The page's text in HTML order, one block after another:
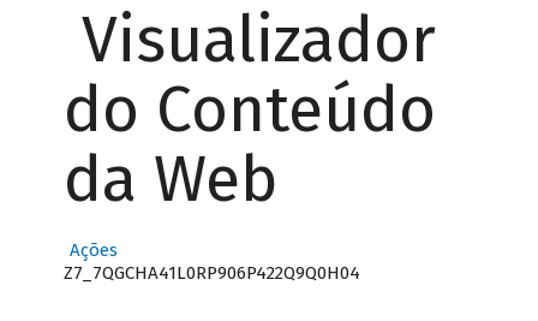
Visualizador
do Conteúdo
da Web
Ações
Z7_7QGCHA41L0RP906P422Q9Q0H04